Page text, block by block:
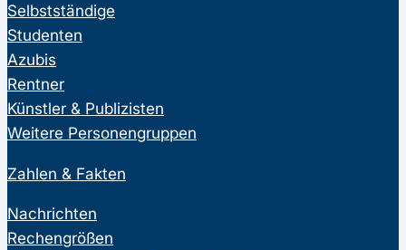
Selbstständige
Studenten
Azubis
Rentner
Künstler & Publizisten
Weitere Personengruppen
Zahlen & Fakten
Nachrichten
Rechengrößen